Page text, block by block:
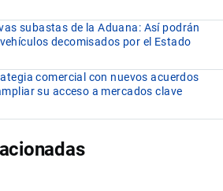
subastas de la Aduana: Así podrán
decomisados por el Estado
comercial con nuevos acuerdos
su acceso a mercados clave